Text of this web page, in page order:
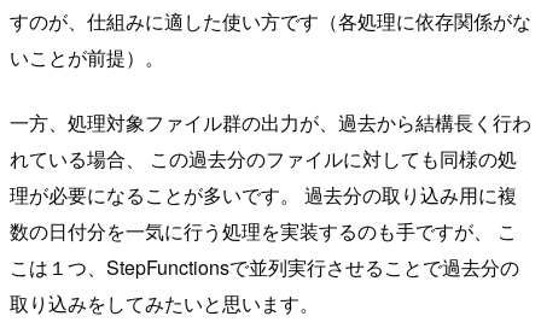
すのが、仕組みに適した使い方です（各処理に依存関係がな
いことが前提）。
一方、処理対象ファイル群の出力が、過去から結構長く行わ
れている場合、 この過去分のファイルに対しても同様の処
理が必要になることが多いです。 過去分の取り込み用に複
数の日付分を一気に行う処理を実装するのも手ですが、 こ
こは１つ、StepFunctionsで並列実行させることで過去分の
取り込みをしてみたいと思います。